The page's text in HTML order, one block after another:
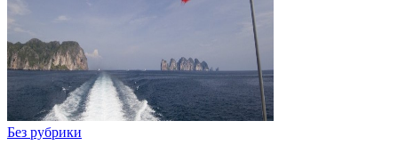
Без рубрики